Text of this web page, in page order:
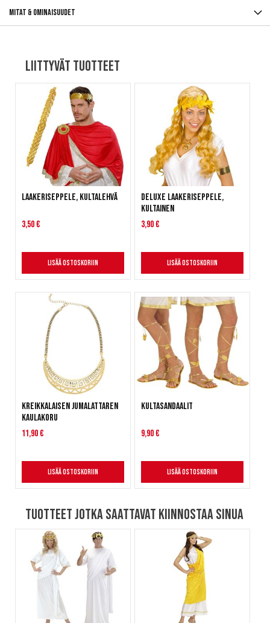
Mitat & ominaisuudet
Liittyvät tuotteet
Laakeriseppele, kultalehvä
3,50 €
Lisää ostoskoriin
Deluxe Laakeriseppele,
kultainen
3,90 €
Lisää ostoskoriin
Kreikkalaisen jumalattaren
kaulakoru
11,90 €
Lisää ostoskoriin
Kultasandaalit
9,90 €
Lisää ostoskoriin
Tuotteet jotka saattavat kiinnostaa sinua